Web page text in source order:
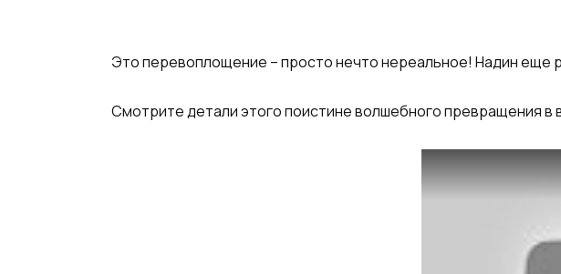
Это перевоплощение – просто нечто нереальное! Надин еще
Смотрите детали этого поистине волшебного превращения в